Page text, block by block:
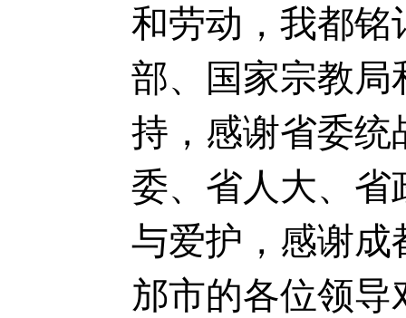
和劳动，我都铭
部、国家宗教局
持，感谢省委统
委、省人大、省
与爱护，感谢成
邡市的各位领